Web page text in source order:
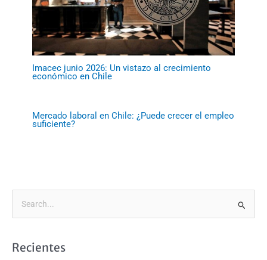
Imacec junio 2026: Un vistazo al crecimiento
económico en Chile
Mercado laboral en Chile: ¿Puede crecer el empleo
suficiente?
cRecientes